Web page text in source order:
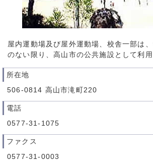
屋内運動場及び屋外運動場、校舎一部は
のない限り、高山市の公共施設として利用
所在地
506-0814 高山市滝町220
電話
0577-31-1075
ファクス
0577-31-0003